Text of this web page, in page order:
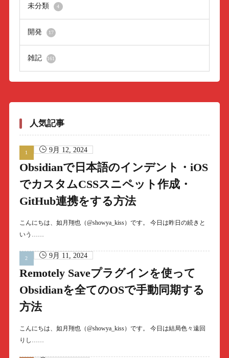
未分類 4
開発 17
雑記 161
人気記事
9月 12, 2024
Obsidianで日本語のインデント・iOS
でカスタムCSSスニペット作成・
GitHub連携をする方法
こんにちは、如月翔也（@showya_kiss）です。 今日は昨日の続きと
いう……
9月 11, 2024
Remotely Saveプラグインを使って
Obsidianを全てのOSで手動同期する
方法
こんにちは、如月翔也（@showya_kiss）です。 今日は結局色々遠回
りし……